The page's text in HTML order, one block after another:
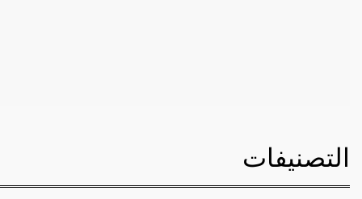
التصنيفات